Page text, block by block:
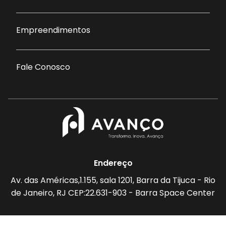
Empreendimentos
Fale Conosco
Endereço
Av. das Américas,1.155, sala 1201, Barra da Tijuca - Rio
de Janeiro, RJ CEP:22.631-903 - Barra Space Center